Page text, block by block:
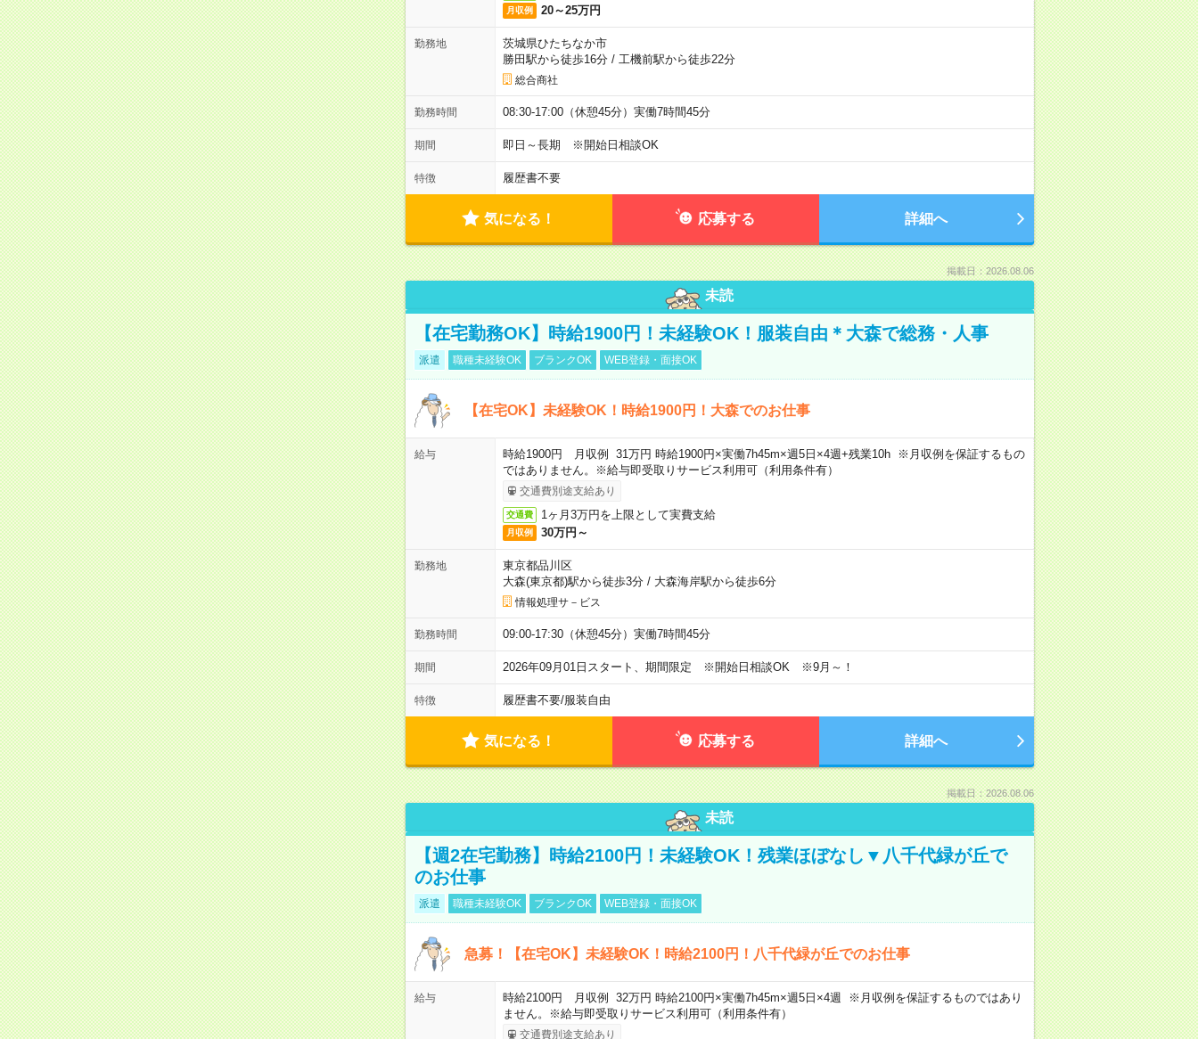
月収例 20～25万円
勤務地
茨城県ひたちなか市
勝田駅から徒歩16分/ 工機前駅から徒歩22分
総合商社
勤務時間 08:30-17:00（休憩45分）実働7時間45分
期間 即日～長期 ※開始日相談OK
特徴 履歴書不要
気になる！ 応募する 詳細へ
掲載日：2026.08.06
未読
【在宅勤務OK】時給1900円！未経験OK！服装自由＊大森で総務・人事
派遣 職種未経験OK ブランクOK WEB登録・面接OK
【在宅OK】未経験OK！時給1900円！大森でのお仕事
給与
時給1900円 月収例 31万円 時給1900円×実働7h45m×週5日×4週+残業10h ※月収例を保証するもの
ではありません。※給与即受取りサービス利用可（利用条件有）
交通費別途支給あり
交通費 1ヶ月3万円を上限として実費支給
月収例 30万円～
勤務地
東京都品川区
大森(東京都)駅から徒歩3分/ 大森海岸駅から徒歩6分
情報処理サ－ビス
勤務時間 09:00-17:30（休憩45分）実働7時間45分
期間 2026年09月01日スタート、期間限定 ※開始日相談OK ※9月～！
特徴 履歴書不要/服装自由
気になる！ 応募する 詳細へ
掲載日：2026.08.06
未読
【週2在宅勤務】時給2100円！未経験OK！残業ほぼなし▼八千代緑が丘で
のお仕事
派遣 職種未経験OK ブランクOK WEB登録・面接OK
急募！【在宅OK】未経験OK！時給2100円！八千代緑が丘でのお仕事
給与
時給2100円 月収例 32万円 時給2100円×実働7h45m×週5日×4週 ※月収例を保証するものではあり
ません。※給与即受取りサービス利用可（利用条件有）
交通費別途支給あり